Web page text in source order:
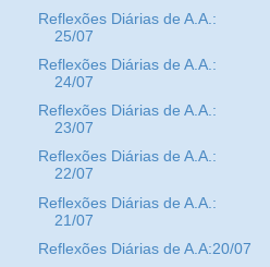
Reflexões Diárias de A.A.:
25/07
Reflexões Diárias de A.A.:
24/07
Reflexões Diárias de A.A.:
23/07
Reflexões Diárias de A.A.:
22/07
Reflexões Diárias de A.A.:
21/07
Reflexões Diárias de A.A:20/07